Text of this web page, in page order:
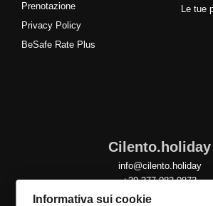
Prenotazione
Privacy Policy
BeSafe Rate Plus
Le tue
Cilento.holiday
info@cilento.holiday
+39 377 083 0873
Informativa sui cookie